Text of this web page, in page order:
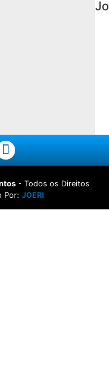
Jo
- Todos os Direitos
Por: JOERI